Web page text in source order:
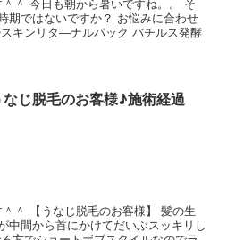
期ではないですか？ お悩みに合わせ
キンリタ―ナルパック バチルス発酵
なじ脱毛のお客様♪施術経過
＾ 【うなじ脱毛のお客様】 髪の生
中間から首にかけてだいぶスッキリし